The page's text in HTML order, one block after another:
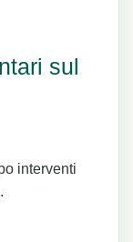
sul
interventi